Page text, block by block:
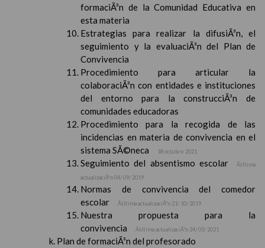
formaciÃ³n de la Comunidad Educativa en
esta materia
Estrategias para realizar la difusiÃ³n, el
seguimiento y la evaluaciÃ³n del Plan de
Convivencia
Procedimiento para articular la
colaboraciÃ³n con entidades e instituciones
del entorno para la construcciÃ³n de
comunidades educadoras
Procedimiento para la recogida de las
incidencias en materia de convivencia en el
sistema SÃ©neca
18 octubre 2021
Seguimiento del absentismo escolar
Ãšltima
actualizaciÃ³n 04/ 09/ 2019
Normas de convivencia del comedor
escolar
Ãšltima actualizaciÃ³n 21/ 10/ 2019
Nuestra propuesta para la
convivencia
Ãšltima actualizaciÃ³n 24/ 05/ 2021
Plan de formaciÃ³n del profesorado